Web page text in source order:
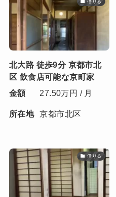
借りる
北⼤路 徒歩9分 京都市北
区 飲食店可能な京町家
金額
27.50万円 / 月
所在地 京都市北区
借りる